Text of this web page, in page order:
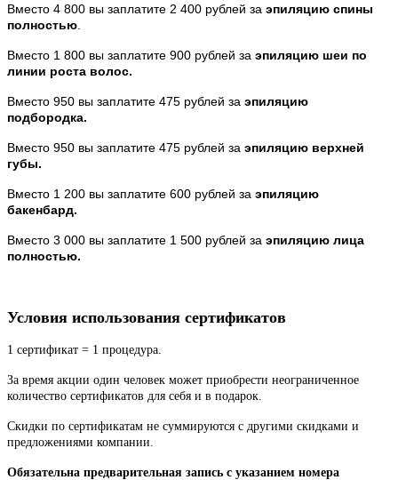
Вместо 4 800 вы заплатите 2 400 рублей за эпиляцию спины
полностью
Вместо 1 800 вы заплатите 900 рублей за эпиляцию шеи по
линии роста волос.
Вместо 950 вы заплатите 475 рублей за эпиляцию
подбородка.
Вместо 950 вы заплатите 475 рублей за эпиляцию верхней
губы.
Вместо 1 200 вы заплатите 600 рублей за эпиляцию
бакенбард.
Вместо 3 000 вы заплатите 1 500 рублей за эпиляцию лица
полностью.
Условия использования сертификатов
1 сертификат = 1 процедура.
За время акции один человек может приобрести неограниченное
количество сертификатов для себя и в подарок.
Скидки по сертификатам не суммируются с другими скидками и
предложениями компании.
Обязательна предварительная запись с указанием номера